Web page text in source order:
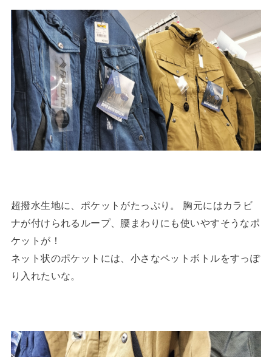
超撥水生地に、ポケットがたっぷり。 胸元にはカラビ
ナが付けられるループ、腰まわりにも使いやすそうなポ
ケットが！
ネット状のポケットには、小さなペットボトルをすっぽ
り入れたいな。